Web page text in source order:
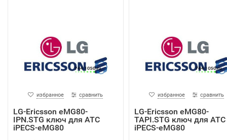
избранное сравнить
LG-Ericsson eMG80-
IPN.STG ключ для АТС
iPECS-eMG80
избранное сравнить
LG-Ericsson eMG80-
TAPI.STG ключ для АТС
iPECS-eMG80